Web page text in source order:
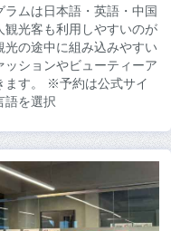
ムは日本語・英語・中国
光客も利用しやすいのが
の途中に組み込みやすい
ションやビューティーア
ます。 ※予約は公式サイ
語を選択